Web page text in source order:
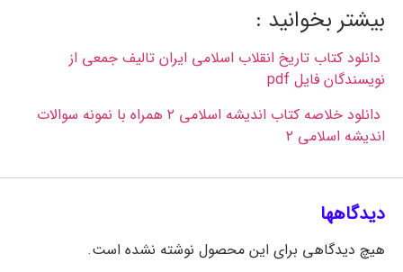
بیشتر بخوانید :
دانلود کتاب تاریخ انقلاب اسلامی ایران تالیف جمعی از
نویسندگان فایل pdf
دانلود خلاصه کتاب اندیشه اسلامی ۲ همراه با نمونه سوالات
اندیشه اسلامی ۲
دیدگاهها
هیچ دیدگاهی برای این محصول نوشته نشده است.